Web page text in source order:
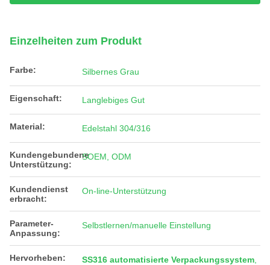
Einzelheiten zum Produkt
Farbe: Silbernes Grau
Eigenschaft: Langlebiges Gut
Material: Edelstahl 304/316
Kundengebundene
Unterstützung:
SOEM, ODM
Kundendienst
erbracht:
On-line-Unterstützung
Parameter-
Anpassung:
Selbstlernen/manuelle Einstellung
Hervorheben: SS316 automatisierte Verpackungssystem